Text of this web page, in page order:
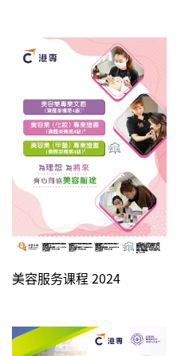
美容服务课程 2024